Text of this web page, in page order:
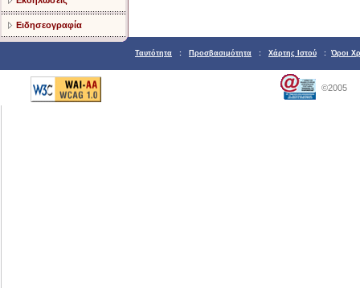
Ειδησεογραφία
Ταυτότητα : Προσβασιμότητα : Χάρτης Ιστού : Όροι
©2005